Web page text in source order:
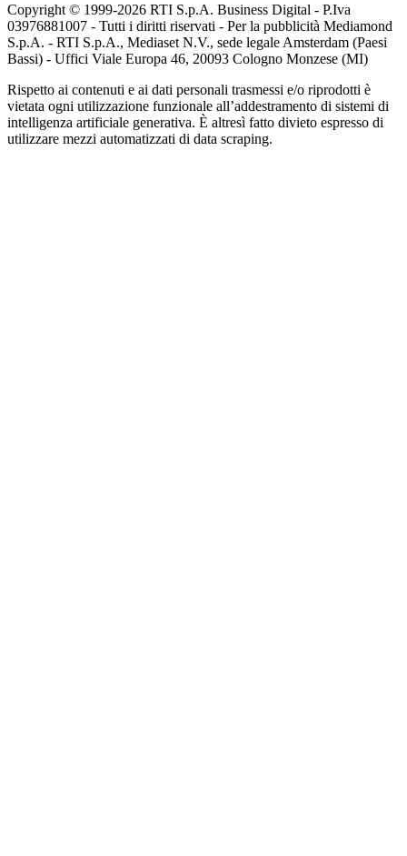
Copyright © 1999-2026 RTI S.p.A. Business Digital - P.Iva
03976881007 - Tutti i diritti riservati - Per la pubblicità Mediamond
S.p.A. - RTI S.p.A., Mediaset N.V., sede legale Amsterdam (Paesi
Bassi) - Uffici Viale Europa 46, 20093 Cologno Monzese (MI)
Rispetto ai contenuti e ai dati personali trasmessi e/o riprodotti è
vietata ogni utilizzazione funzionale all’addestramento di sistemi di
intelligenza artificiale generativa. È altresì fatto divieto espresso di
utilizzare mezzi automatizzati di data scraping.